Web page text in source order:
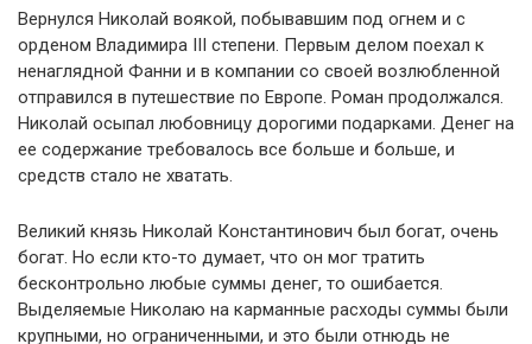
Вернулся Николай воякой, побывавшим под огнем и с
орденом Владимира III степени. Первым делом поехал к
ненаглядной Фанни и в компании со своей возлюбленной
отправился в путешествие по Европе. Роман продолжался.
Николай осыпал любовницу дорогими подарками. Денег на
ее содержание требовалось все больше и больше, и
средств стало не хватать.
Великий князь Николай Константинович был богат, очень
богат. Но если кто-то думает, что он мог тратить
бесконтрольно любые суммы денег, то ошибается.
Выделяемые Николаю на карманные расходы суммы были
крупными, но ограниченными, и это были отнюдь не